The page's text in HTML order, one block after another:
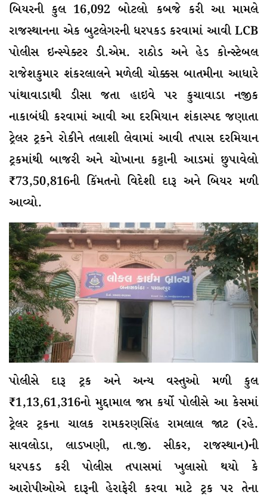
બિયરની કુલ 16,092 બોટલો કબજે કરી આ મામલે
રાજસ્થાનના એક બુટલેગરની ધરપકડ કરવામાં આવી LCB
પોલીસ ઇન્સ્પેક્ટર ડી.એમ. રાઠોડ અને હેડ કોન્સ્ટેબલ
રાજેશકુમાર શંકરલાલને મળેલી ચોક્કસ બાતમીના આધારે
પાંથાવાડાથી ડીસા જતા હાઇવે પર કુચાવાડા નજીક
નાકાબંધી કરવામાં આવી આ દરમિયાન શંકાસ્પદ જણાતા
ટ્રેલર ટ્રકને રોકીને તલાશી લેવામાં આવી તપાસ દરમિયાન
ટ્રકમાંથી બાજરી અને ચોખાના કટ્ટાની આડમાં છુપાવેલો
₹73,50,816ની કિંમતનો વિદેશી દારૂ અને બિયર મળી
આવ્યો.
પોલીસે દારૂ ટ્રક અને અન્ય વસ્તુઓ મળી કુલ
₹1,13,61,316નો મુદ્દામાલ જપ્ત કર્યો પોલીસે આ કેસમાં
ટ્રેલર ટ્રકના ચાલક રામકરણસિંહ રામલાલ જાટ (રહે.
સાવલોડા, લાડખણી, તા.જી. સીકર, રાજસ્થાન)ની
ધરપકડ કરી પોલીસ તપાસમાં ખુલાસો થયો કે
આરોપીઓએ દારૂની હેરાફેરી કરવા માટે ટ્રક પર તેના